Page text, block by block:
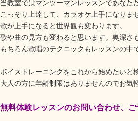
当教室ではマンツーマンレッスンであなた
こっそり上達して、カラオケ上手になりま
歌が上手になると世界観も変わります。
歌や曲の見方も変わると思います。奥深さ
もちろん歌唱のテクニックもレッスンの中
ボイストレーニングをこれから始めたいと
大人の方に年齢制限はありませんのでお気
無料体験レッスンのお問い合わせ、